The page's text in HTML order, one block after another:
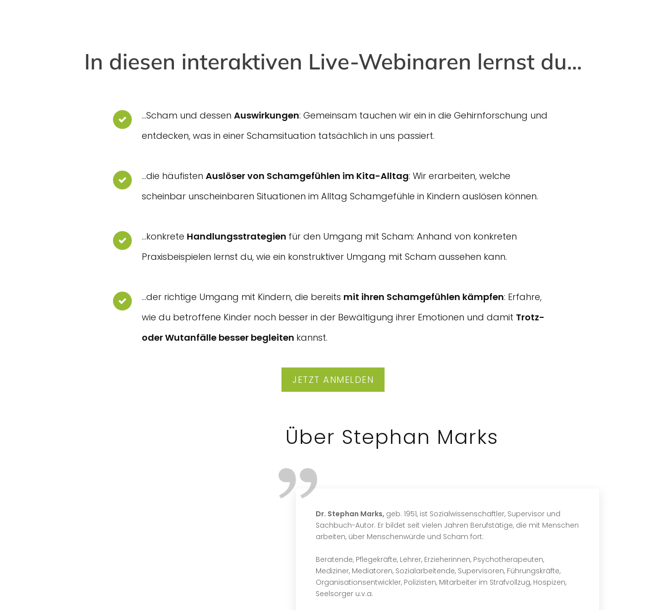
In diesen interaktiven Live-Webinaren lernst du...
...Scham und dessen Auswirkungen: Gemeinsam tauchen wir ein in die Gehirnforschung und
entdecken, was in einer Schamsituation tatsächlich in uns passiert.
...die häufisten Auslöser von Schamgefühlen im Kita-Alltag: Wir erarbeiten, welche
scheinbar unscheinbaren Situationen im Alltag Schamgefühle in Kindern auslösen können.
...konkrete Handlungsstrategien für den Umgang mit Scham: Anhand von konkreten
Praxisbeispielen lernst du, wie ein konstruktiver Umgang mit Scham aussehen kann.
...der richtige Umgang mit Kindern, die bereits mit ihren Schamgefühlen kämpfen: Erfahre,
wie du betroffene Kinder noch besser in der Bewältigung ihrer Emotionen und damit Trotz-
oder Wutanfälle besser begleiten kannst.
JETZT ANMELDEN
Über Stephan Marks
Dr. Stephan Marks, geb. 1951, ist Sozialwissenschaftler, Supervisor und
Sachbuch-Autor. Er bildet seit vielen Jahren Berufstätige, die mit Menschen
arbeiten, über Menschenwürde und Scham fort:
Beratende, Pflegekräfte, Lehrer, Erzieherinnen, Psychotherapeuten,
Mediziner, Mediatoren, Sozialarbeitende, Supervisoren, Führungskräfte,
Organisationsentwickler, Polizisten, Mitarbeiter im Strafvollzug, Hospizen,
Seelsorger u.v.a.